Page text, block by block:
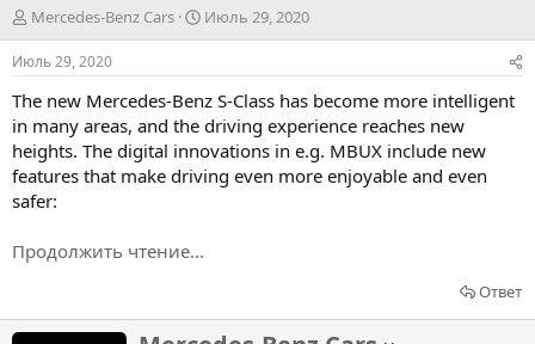
А
в
т
о
р
т
е
м
ы
Mercedes-Benz Cars
Д
а
а
н
а
ч
а
л
Июль 29, 2020
Июль 29, 2020
The new Mercedes-Benz S-Class has become more intelligent
in many areas, and the driving experience reaches new
heights. The digital innovations in e.g. MBUX include new
features that make driving even more enjoyable and even
safer:
Продолжить чтение...
Ответ
Н